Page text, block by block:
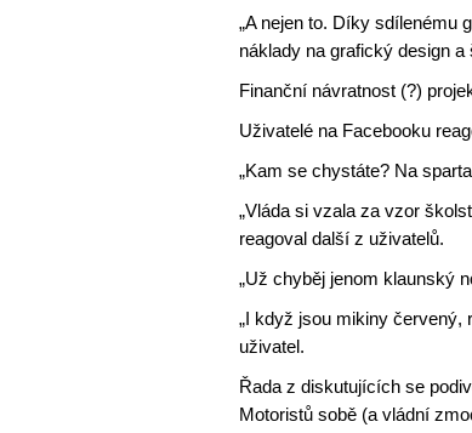
„A nejen to. Díky sdílenému
náklady na grafický design a
Finanční návratnost (?)
Uživatelé na Facebooku
„Kam se chystáte? Na
„Vláda si vzala za vzor
reagoval další z uživatelů.
„Už chyběj jenom klaunský
„I když jsou mikiny červený,
uživatel.
Řada z diskutujících se
Motoristů sobě (a vládní